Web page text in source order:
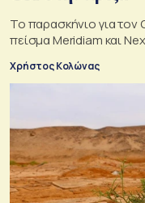
Το παρασκήνιο για
πείσμα Meridiam και
Χρήστος Κολώνας